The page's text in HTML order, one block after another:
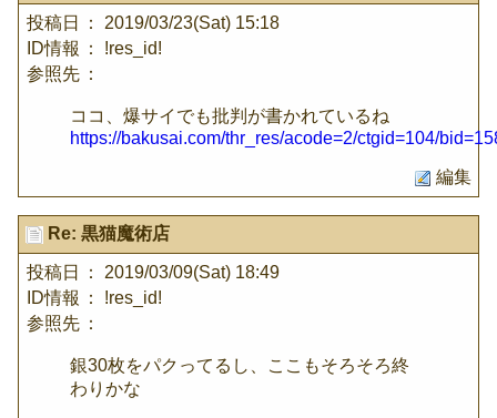
投稿日
： 2019/03/23(Sat) 15:18
ID情報
： !res_id!
参照先 ：
ココ、爆サイでも批判が書かれているね
https://bakusai.com/thr_res/acode=2/ctgid=104/
編集
Re: 黒猫魔術店
投稿日
： 2019/03/09(Sat) 18:49
ID情報
： !res_id!
参照先 ：
銀30枚をパクってるし、ここもそろそろ終
わりかな